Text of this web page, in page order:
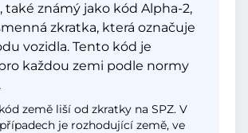
také známý jako kód Alpha-2,
zkratka, která označuje
vozidla. Tento kód je
každou zemi podle normy
země liší od zkratky na SPZ. V
je rozhodující země, ve